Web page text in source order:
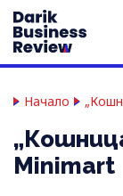
Начало
Minimart